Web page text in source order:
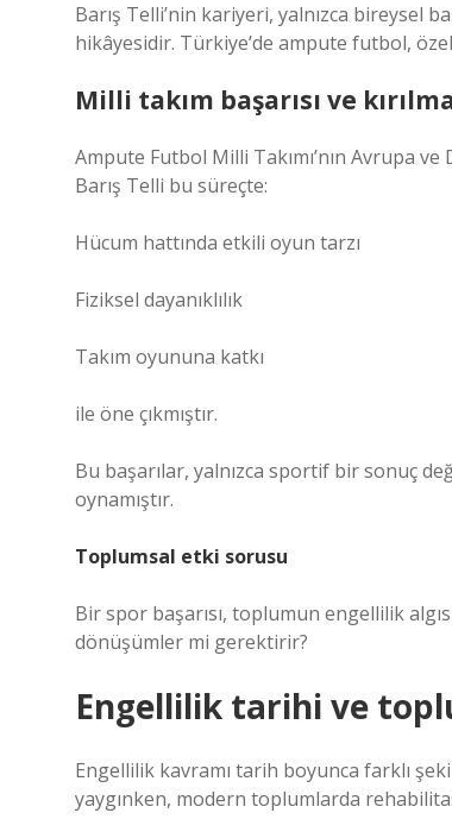
Barış Telli’nin kariyeri, yalnızca bireysel
hikâyesidir. Türkiye’de ampute futbol,
Milli takım başarısı ve
Ampute Futbol Milli Takımı’nın Avrupa
Barış Telli bu süreçte:
Hücum hattında etkili oyun tarzı
Fiziksel dayanıklılık
Takım oyununa katkı
ile öne çıkmıştır.
Bu başarılar, yalnızca sportif bir sonuç
oynamıştır.
Toplumsal etki sorusu
Bir spor başarısı, toplumun engellilik
dönüşümler mi gerektirir?
Engellilik tarihi ve
Engellilik kavramı tarih boyunca farklı
yaygınken, modern toplumlarda